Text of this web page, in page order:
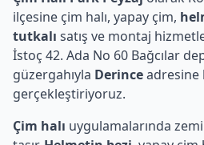
ilçesine çim halı, yapay çim,
tutkalı satış ve montaj
İstoç 42. Ada No 60 Bağcılar
güzergahıyla Derinceadresine
gerçekleştiriyoruz.
Çim halı uygulamalarında